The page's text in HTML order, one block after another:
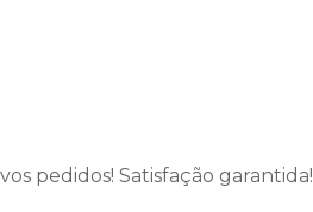
pedidos! Satisfação garantida!